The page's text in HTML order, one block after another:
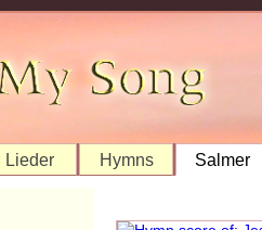
Lieder Hymns Salmer